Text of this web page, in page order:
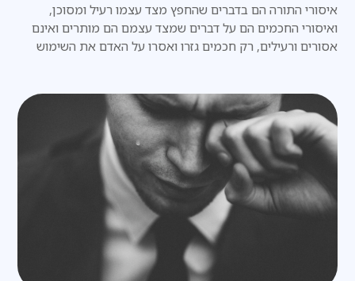
איסורי התורה הם בדברים שהחפץ מצד עצמו רעיל ומסוכן,
ואיסורי החכמים הם על דברים שמצד עצמם הם מותרים ואינם
אסורים ורעילים, רק חכמים גזרו ואסרו על האדם את השימוש